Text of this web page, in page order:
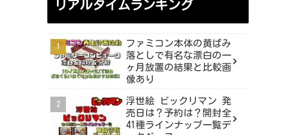
リアルタイムランキング
ファミコン本体の黄ばみ
落としで有名な漂白の一
ヶ月放置の結果と比較画
像あり
浮世絵 ビックリマン 発
売日は？予約は？開封全
41種ラインナップ一覧デ